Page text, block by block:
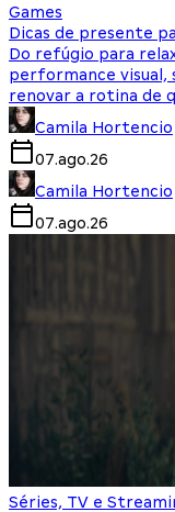
Games
Dicas de presente
Do refúgio para
performance visual,
renovar a rotina de
Camila Hortencio
07.ago.26
Camila Hortencio
07.ago.26
Séries, TV e